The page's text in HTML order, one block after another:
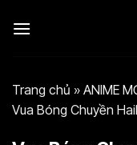
qua
Trang chủ » ANIME
Vua Bóng Chuyền